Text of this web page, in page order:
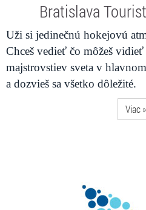
Bratislava
Uži si jedinečnú hokejovú
Chceš vedieť čo môžeš vidieť
majstrovstiev sveta v
a dozvieš sa všetko dôležité.
Viac »